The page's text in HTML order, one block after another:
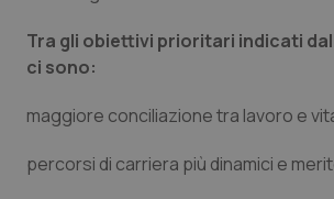
Umbria
Valle D’Aosta
Oftalmologia
Oncodermatologia
Tra gli obiettivi prioritari indicati
ci sono:
maggiore conciliazione tra lavoro e
percorsi di carriera più dinamici e